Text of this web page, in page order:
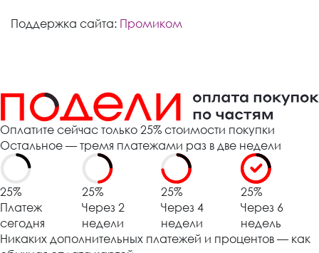
Поддержка сайта: Промиком
Оплатите сейчас только 25% стоимости покупки
Остальное — тремя платежами раз в две недели
25%
Платеж
сегодня
25%
Через 2
недели
25%
Через 4
недели
25%
Через 6
недель
Никаких дополнительных платежей и процентов — как